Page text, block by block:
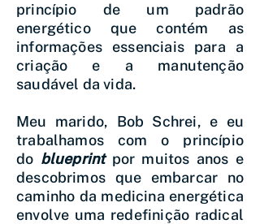
princípio de um padrão
energético que contém as
informações essenciais para a
criação e a manutenção
saudável da vida.
Meu marido, Bob Schrei, e eu
trabalhamos com o princípio
do blueprintpor muitos anos e
descobrimos que embarcar no
caminho da medicina energética
envolve uma redefinição radical